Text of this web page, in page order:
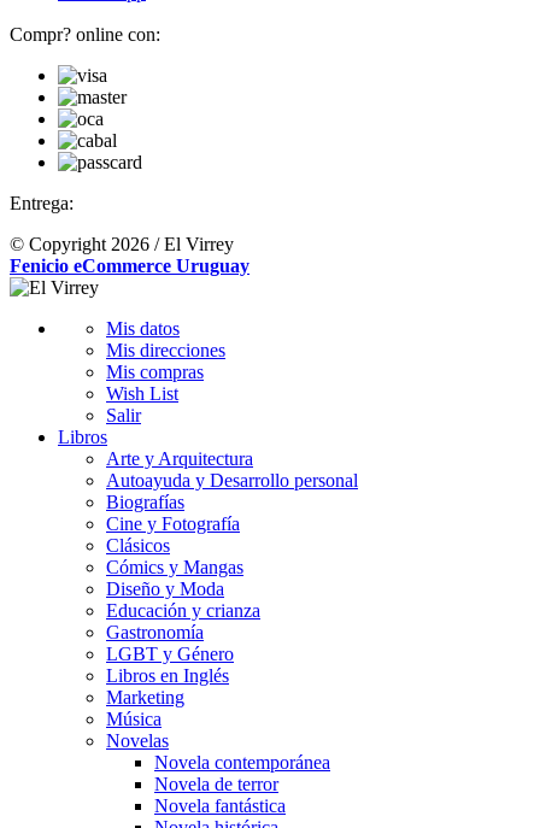
Compr? online con:
Entrega:
© Copyright 2026 / El Virrey
Fenicio eCommerce Uruguay
Mis datos
Mis direcciones
Mis compras
Wish List
Salir
Libros
Arte y Arquitectura
Autoayuda y Desarrollo personal
Biografías
Cine y Fotografía
Clásicos
Cómics y Mangas
Diseño y Moda
Educación y crianza
Gastronomía
LGBT y Género
Libros en Inglés
Marketing
Música
Novelas
Novela contemporánea
Novela de terror
Novela fantástica